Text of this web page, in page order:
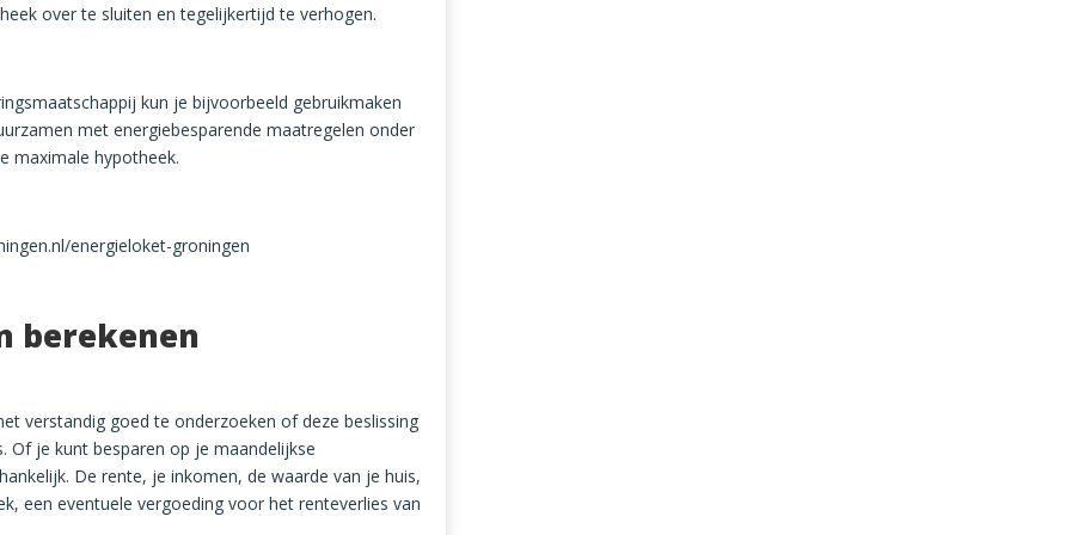
over te sluiten en tegelijkertijd te verhogen.
kun je bijvoorbeeld gebruikmaken
met energiebesparende maatregelen onder
maximale hypotheek.
energieloket-groningen
berekenen
verstandig goed te onderzoeken of deze beslissing
Of je kunt besparen op je maandelijkse
De rente, je inkomen, de waarde van je huis,
een eventuele vergoeding voor het renteverlies van